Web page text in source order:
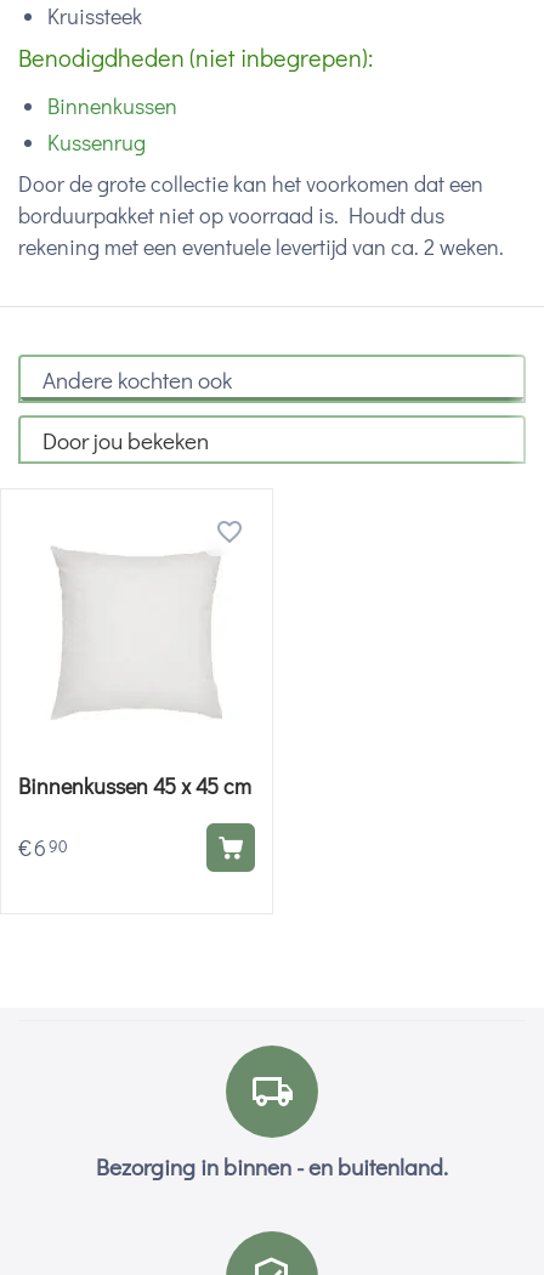
Kruissteek
Benodigdheden (niet inbegrepen):
Binnenkussen
Kussenrug
Door de grote collectie kan het voorkomen dat een
borduurpakket niet op voorraad is. Houdt dus
rekening met een eventuele levertijd van ca. 2 weken.
Andere kochten ook
Door jou bekeken
Binnenkussen 45 x 45 cm
€690
Bezorging in binnen - en buitenland.